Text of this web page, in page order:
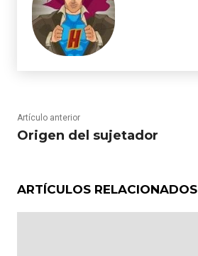
Artículo anterior
Origen del sujetador
ARTÍCULOS RELACIONADOS